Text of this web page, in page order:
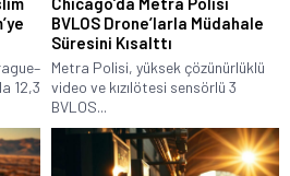
12,3
BVLOS Drone’larla Müdahale
Süresini Kısalttı
Metra Polisi, yüksek çözünürlüklü
video ve kızılötesi sensörlü 3
BVLOS...